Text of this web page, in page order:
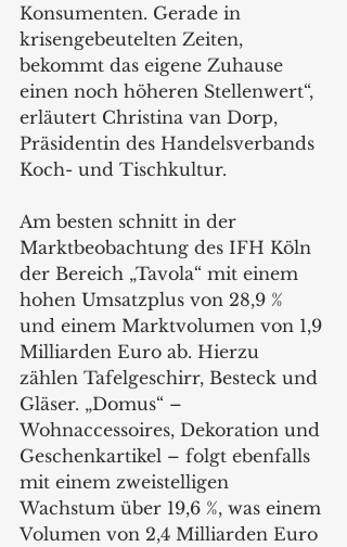
Konsumenten. Gerade in
krisengebeutelten Zeiten,
bekommt das eigene Zuhause
einen noch höheren Stellenwert“,
erläutert Christina van Dorp,
Präsidentin des Handelsverbands
Koch- und Tischkultur.
Am besten schnitt in der
Marktbeobachtung des IFH Köln
der Bereich „Tavola“ mit einem
hohen Umsatzplus von 28,9 %
und einem Marktvolumen von 1,9
Milliarden Euro ab. Hierzu
zählen Tafelgeschirr, Besteck und
Gläser. „Domus“ –
Wohnaccessoires, Dekoration und
Geschenkartikel – folgt ebenfalls
mit einem zweistelligen
Wachstum über 19,6 %, was einem
Volumen von 2,4 Milliarden Euro